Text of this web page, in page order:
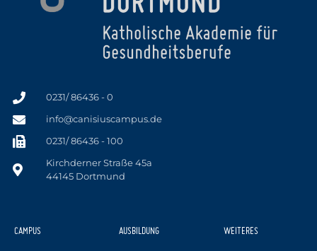
0231/ 86436 - 0
info@canisiuscampus.de
0231/ 86436 - 100
Kirchderner Straße 45a
44145 Dortmund
CAMPUS AUSBILDUNG WEITERES